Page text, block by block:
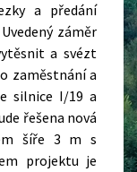
a předání
záměr
a svézt
zaměstnání a
silnice I/19 a
řešena nová
šíře 3 m s
projektu je